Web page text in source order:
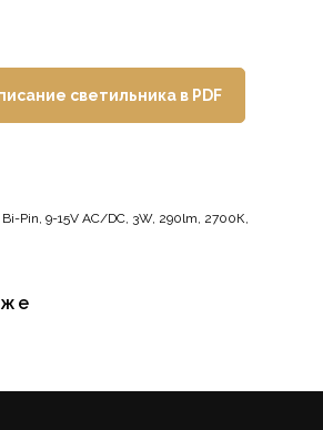
светильника в PDF
Pin, 9-15V AC/DC, 3W, 290lm, 2700К,